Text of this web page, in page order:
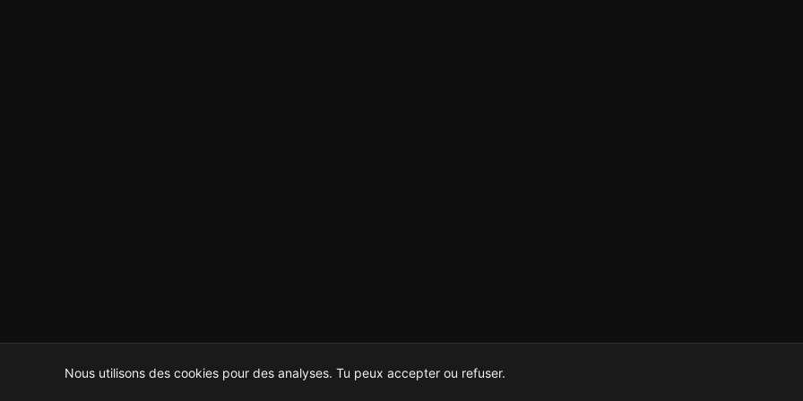
Nous utilisons des cookies pour des analyses. Tu peux accepter ou refuser.